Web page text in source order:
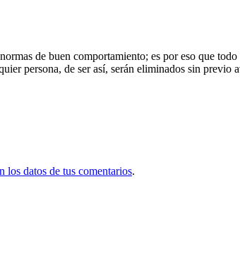
de buen comportamiento; es por eso que
persona, de ser así, serán eliminados sin
los datos de tus comentarios.